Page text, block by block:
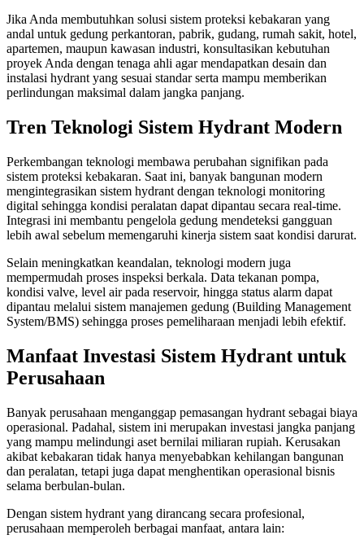
Jika Anda membutuhkan solusi sistem proteksi kebakaran yang
andal untuk gedung perkantoran, pabrik, gudang, rumah sakit, hotel,
apartemen, maupun kawasan industri, konsultasikan kebutuhan
proyek Anda dengan tenaga ahli agar mendapatkan desain dan
instalasi hydrant yang sesuai standar serta mampu memberikan
perlindungan maksimal dalam jangka panjang.
Tren Teknologi Sistem Hydrant Modern
Perkembangan teknologi membawa perubahan signifikan pada
sistem proteksi kebakaran. Saat ini, banyak bangunan modern
mengintegrasikan sistem hydrant dengan teknologi monitoring
digital sehingga kondisi peralatan dapat dipantau secara real-time.
Integrasi ini membantu pengelola gedung mendeteksi gangguan
lebih awal sebelum memengaruhi kinerja sistem saat kondisi darurat.
Selain meningkatkan keandalan, teknologi modern juga
mempermudah proses inspeksi berkala. Data tekanan pompa,
kondisi valve, level air pada reservoir, hingga status alarm dapat
dipantau melalui sistem manajemen gedung (Building Management
System/BMS) sehingga proses pemeliharaan menjadi lebih efektif.
Manfaat Investasi Sistem Hydrant untuk
Perusahaan
Banyak perusahaan menganggap pemasangan hydrant sebagai biaya
operasional. Padahal, sistem ini merupakan investasi jangka panjang
yang mampu melindungi aset bernilai miliaran rupiah. Kerusakan
akibat kebakaran tidak hanya menyebabkan kehilangan bangunan
dan peralatan, tetapi juga dapat menghentikan operasional bisnis
selama berbulan-bulan.
Dengan sistem hydrant yang dirancang secara profesional,
perusahaan memperoleh berbagai manfaat, antara lain: